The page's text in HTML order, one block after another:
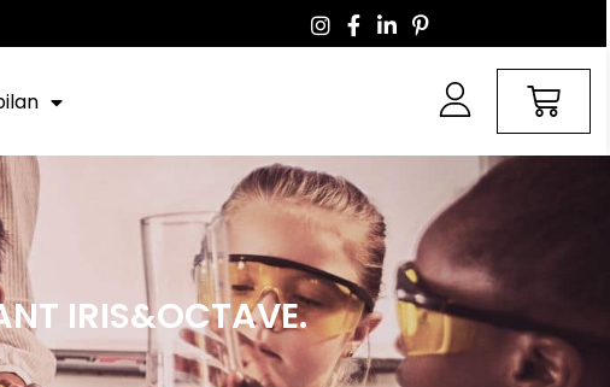
IRIS&OCTAVE.